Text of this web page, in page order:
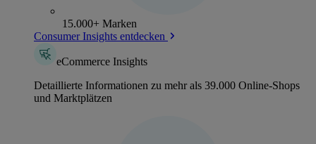
15.000+ Marken
Consumer Insights entdecken
eCommerce Insights
Detaillierte Informationen zu mehr als 39.000 Online-Shops
und Marktplätzen